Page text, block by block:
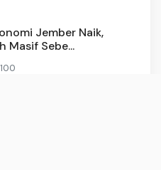
Jember Naik,
Masif Sebe...
100